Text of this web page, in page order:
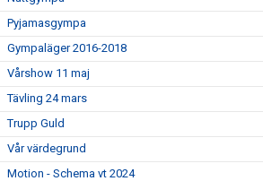
Pyjamasgympa
Gympaläger 2016-2018
Vårshow 11 maj
Tävling 24 mars
Trupp Guld
Vår värdegrund
Motion - Schema vt 2024